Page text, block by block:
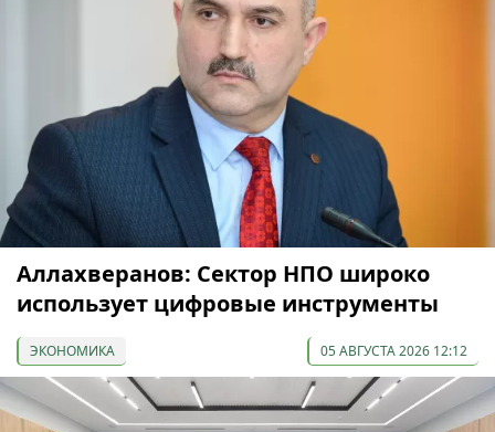
Аллахверанов: Сектор НПО широко
использует цифровые инструменты
ЭКОНОМИКА 05 АВГУСТА 2026 12:12